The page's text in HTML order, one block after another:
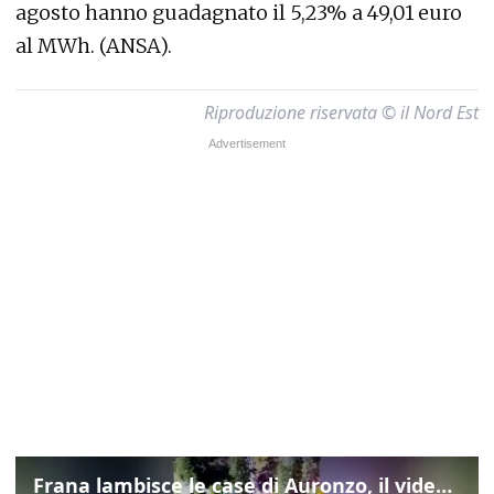
agosto hanno guadagnato il 5,23% a 49,01 euro
al MWh. (ANSA).
Riproduzione riservata © il Nord Est
Frana lambisce le case di Auronzo, il video dall'elicottero dei vigili del fuoco